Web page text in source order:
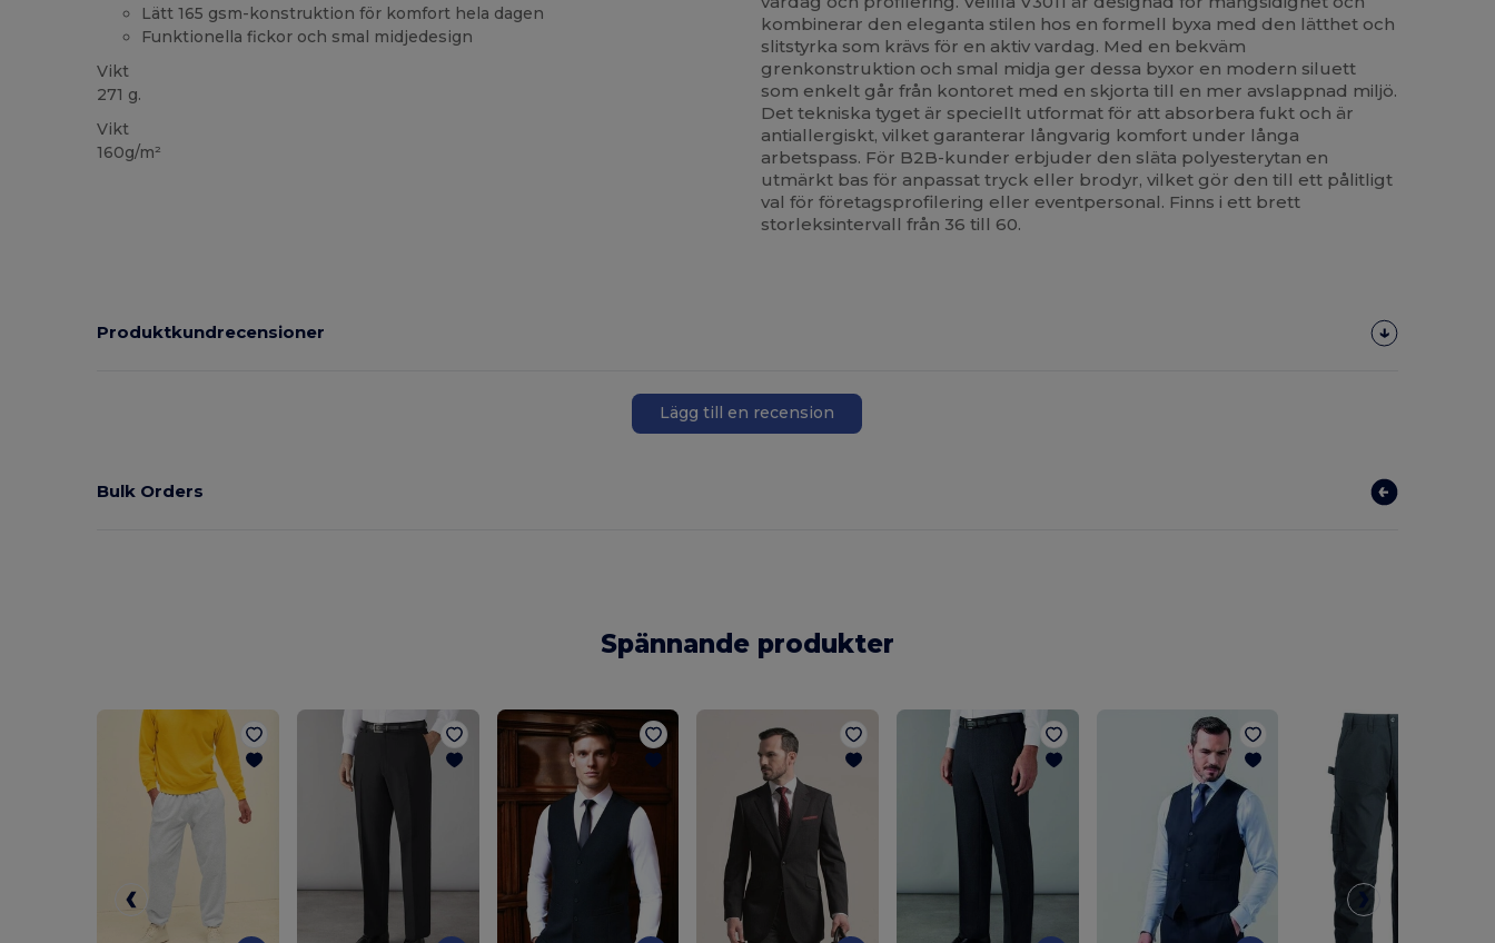
Lätt 165 gsm-konstruktion för komfort hela dagen
Funktionella fickor och smal midjedesign
Vikt
271 g.
Vikt
160g/m²
kombinerar den eleganta stilen hos en formell byxa med den lätthet och
slitstyrka som krävs för en aktiv vardag. Med en bekväm
grenkonstruktion och smal midja ger dessa byxor en modern siluett
som enkelt går från kontoret med en skjorta till en mer avslappnad miljö.
Det tekniska tyget är speciellt utformat för att absorbera fukt och är
antiallergiskt, vilket garanterar långvarig komfort under långa
arbetspass. För B2B-kunder erbjuder den släta polyesterytan en
utmärkt bas för anpassat tryck eller brodyr, vilket gör den till ett pålitligt
val för företagsprofilering eller eventpersonal. Finns i ett brett
storleksintervall från 36 till 60.
Produktkundrecensioner
Lägg till en recension
Bulk Orders
Spännande produkter